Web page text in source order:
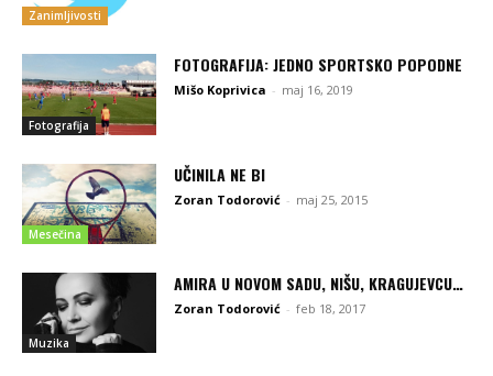
Zanimljivosti
Fotografija
FOTOGRAFIJA: JEDNO SPORTSKO POPODNE
Mišo Koprivica - maj 16, 2019
Mesečina
UČINILA NE BI
Zoran Todorović - maj 25, 2015
Muzika
AMIRA U NOVOM SADU, NIŠU, KRAGUJEVCU…
Zoran Todorović - feb 18, 2017